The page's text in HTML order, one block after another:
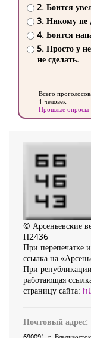
2. Боится
3. Никому не
4. Боится
5. Просто у
не сделать.
Всего
1 человек
Прошлые опросы
© Арсеньевские
П2436
При перепечатке
ссылка на
При
работающая
страницу сайта:
Почтовый адрес: